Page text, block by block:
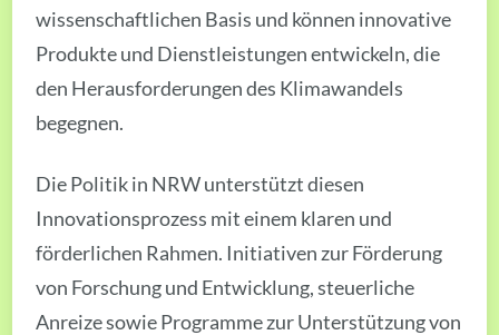
wissenschaftlichen Basis und können innovative
Produkte und Dienstleistungen entwickeln, die
den Herausforderungen des Klimawandels
begegnen.
Die Politik in NRW unterstützt diesen
Innovationsprozess mit einem klaren und
förderlichen Rahmen. Initiativen zur Förderung
von Forschung und Entwicklung, steuerliche
Anreize sowie Programme zur Unterstützung von